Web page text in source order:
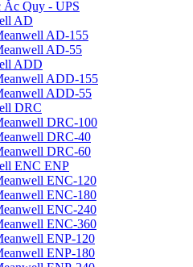
Ắc Quy - UPS
AD
AD-155
AD-55
ADD
ADD-155
ADD-55
DRC
DRC-100
DRC-40
DRC-60
ENC ENP
ENC-120
ENC-180
ENC-240
ENC-360
ENP-120
ENP-180